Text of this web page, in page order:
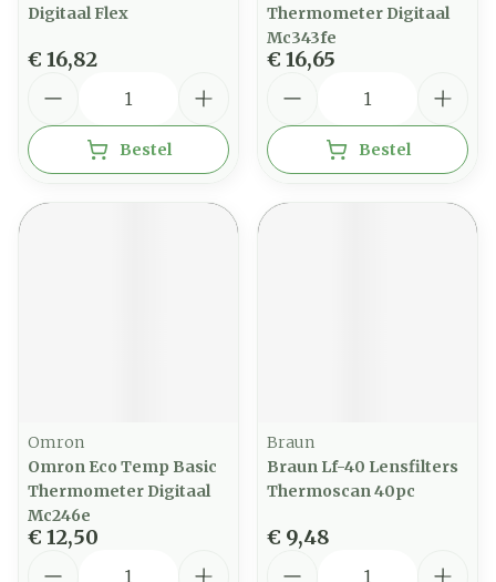
Digitaal Flex
€ 16,82
Bestel
Thermometer Digitaal
Mc343fe
€ 16,65
Bestel
Omron
Omron Eco Temp Basic
Thermometer Digitaal
Mc246e
€ 12,50
Braun
Braun Lf-40 Lensfilters
Thermoscan 40pc
€ 9,48